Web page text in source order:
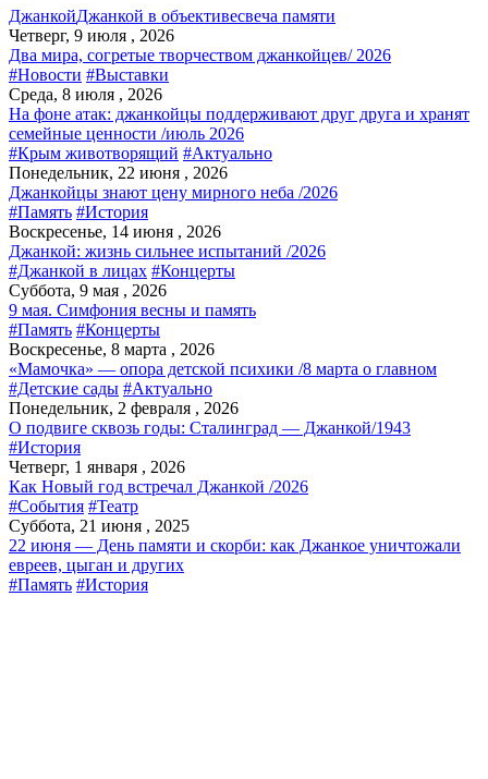
ДжанкойДжанкой в объективесвеча памяти
Четверг, 9 июля , 2026
Два мира, согретые творчеством джанкойцев/ 2026
#Новости #Выставки
Среда, 8 июля , 2026
На фоне атак: джанкойцы поддерживают друг друга и хранят
семейные ценности /июль 2026
#Крым животворящий #Актуально
Понедельник, 22 июня , 2026
Джанкойцы знают цену мирного неба /2026
#Память #История
Воскресенье, 14 июня , 2026
Джанкой: жизнь сильнее испытаний /2026
#Джанкой в лицах #Концерты
Суббота, 9 мая , 2026
9 мая. Симфония весны и память
#Память #Концерты
Воскресенье, 8 марта , 2026
«Мамочка» — опора детской психики /8 марта о главном
#Детские сады #Актуально
Понедельник, 2 февраля , 2026
О подвиге сквозь годы: Сталинград — Джанкой/1943
#История
Четверг, 1 января , 2026
Как Новый год встречал Джанкой /2026
#События #Театр
Суббота, 21 июня , 2025
22 июня — День памяти и скорби: как Джанкое уничтожали
евреев, цыган и других
#Память #История